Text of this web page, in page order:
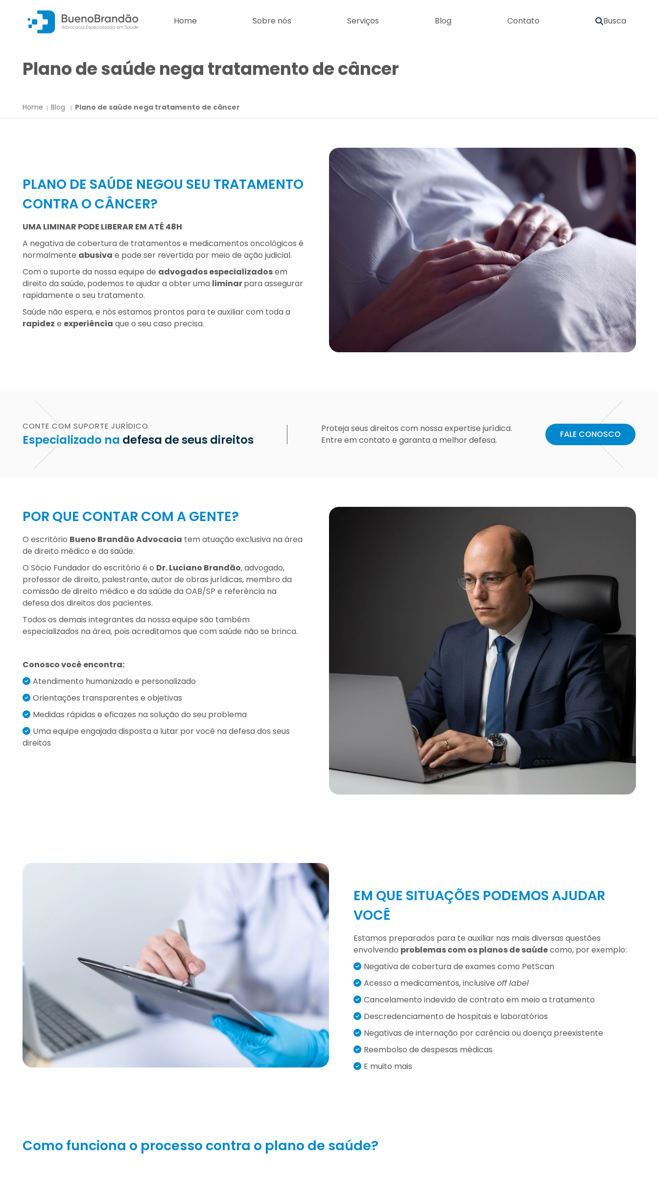
Home Sobre nós Serviços Blog Contato Busca
Plano de saúde nega tratamento de câncer
Home Blog Plano de saúde nega tratamento de câncer
PLANO DE SAÚDE NEGOU SEU TRATAMENTO
CONTRA O CÂNCER?
UMA LIMINAR PODE LIBERAR EM ATÉ 48H
A negativa de cobertura de tratamentos e medicamentos oncológicos é
normalmente abusiva e pode ser revertida por meio de ação judicial.
Com o suporte da nossa equipe de advogados especializadosem
direito da saúde, podemos te ajudar a obter uma liminarpara assegurar
rapidamente o seu tratamento.
Saúde não espera, e nós estamos prontos para te auxiliar com toda a
rapidez e experiência que o seu caso precisa.
CONTE COM SUPORTE JURÍDICO
Especializado na defesa de seus direitos
Proteja seus direitos com nossa expertise jurídica.
Entre em contato e garanta a melhor defesa.
FALE CONOSCO
POR QUE CONTAR COM A GENTE?
O escritório Bueno Brandão Advocacia tem atuação exclusiva na área
de direito médico e da saúde.
O Sócio Fundador do escritório é o Dr. Luciano Brandão, advogado,
professor de direito, palestrante, autor de obras jurídicas, membro da
comissão de direito médico e da saúde da OAB/SP e referência na
defesa dos direitos dos pacientes.
Todos os demais integrantes da nossa equipe são também
especializados na área, pois acreditamos que com saúde não se brinca.
Conosco você encontra:
Atendimento humanizado e personalizado
Orientações transparentes e objetivas
Medidas rápidas e eficazes na solução do seu problema
Uma equipe engajada disposta a lutar por você na defesa dos seus
direitos
EM QUE SITUAÇÕES PODEMOS AJUDAR
VOCÊ
Estamos preparados para te auxiliar nas mais diversas questões
envolvendo problemas com os planos de saúdecomo, por exemplo:
Negativa de cobertura de exames como PetScan
Acesso a medicamentos, inclusiveoff label
Cancelamento indevido de contrato em meio a tratamento
Descredenciamento de hospitais e laboratórios
Negativas de internação por carência ou doença preexistente
Reembolso de despesas médicas
E muito mais
Como funciona o processo contra o plano de saúde?